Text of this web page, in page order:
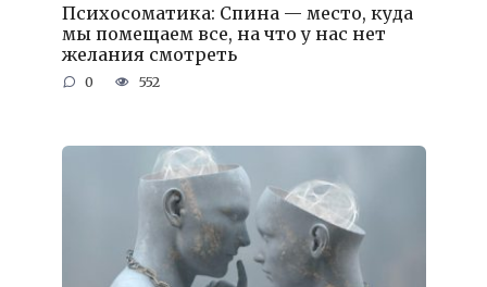
Психосоматика: Спина — место, куда
мы помещаем все, на что у нас нет
желания смотреть
0 552